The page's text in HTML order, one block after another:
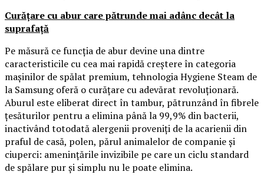
Curățare cu abur care pătrunde mai adânc decât la
suprafață
Pe măsură ce funcția de abur devine una dintre
caracteristicile cu cea mai rapidă creștere în categoria
mașinilor de spălat premium, tehnologia Hygiene Steam de
la Samsung oferă o curățare cu adevărat revoluționară.
Aburul este eliberat direct în tambur, pătrunzând în fibrele
țesăturilor pentru a elimina până la 99,9% din bacterii,
inactivând totodată alergenii proveniți de la acarienii din
praful de casă, polen, părul animalelor de companie și
ciuperci: amenințările invizibile pe care un ciclu standard
de spălare pur și simplu nu le poate elimina.